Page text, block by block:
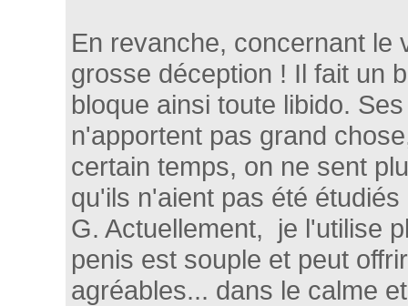
En revanche, concernant le
grosse déception ! Il fait un
bloque ainsi toute libido.
n'apportent pas grand
certain temps, on ne sent
qu'ils n'aient pas été
G. Actuellement, je l'utilise
penis est souple et peut
agréables... dans le calme